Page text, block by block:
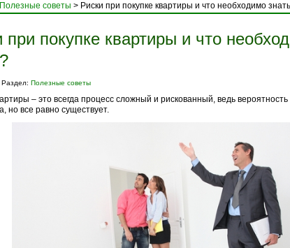
Полезные советы > Риски при покупке квартиры и что необходимо
при покупке квартиры и что
Раздел: Полезные советы
– это всегда процесс сложный и рискованный, ведь
но все равно существует.